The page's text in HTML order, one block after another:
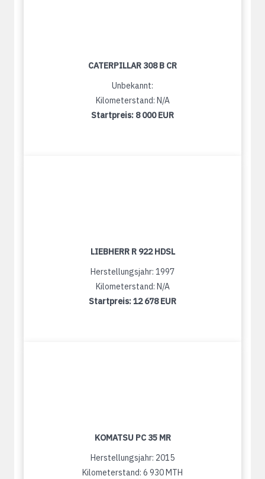
CATERPILLAR 308 B CR
Unbekannt:
Kilometerstand: N/A
Startpreis: 8 000 EUR
LIEBHERR R 922 HDSL
Herstellungsjahr: 1997
Kilometerstand: N/A
Startpreis:12 678 EUR
KOMATSU PC 35 MR
Herstellungsjahr: 2015
Kilometerstand: 6 930 MTH